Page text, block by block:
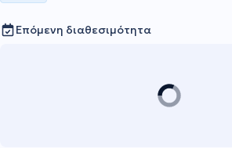
Επόμενη διαθεσιμότητα